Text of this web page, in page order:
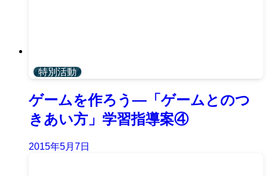
特別活動
ゲームを作ろう―「ゲームとのつ
きあい方」学習指導案④
2015年5月7日